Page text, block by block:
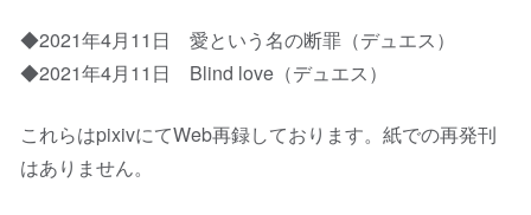
◆2021年4月11日 愛という名の断罪（デュエス）
◆2021年4月11日 Blind love（デュエス）
これらはpixivにてWeb再録しております。紙での再発刊
はありません。